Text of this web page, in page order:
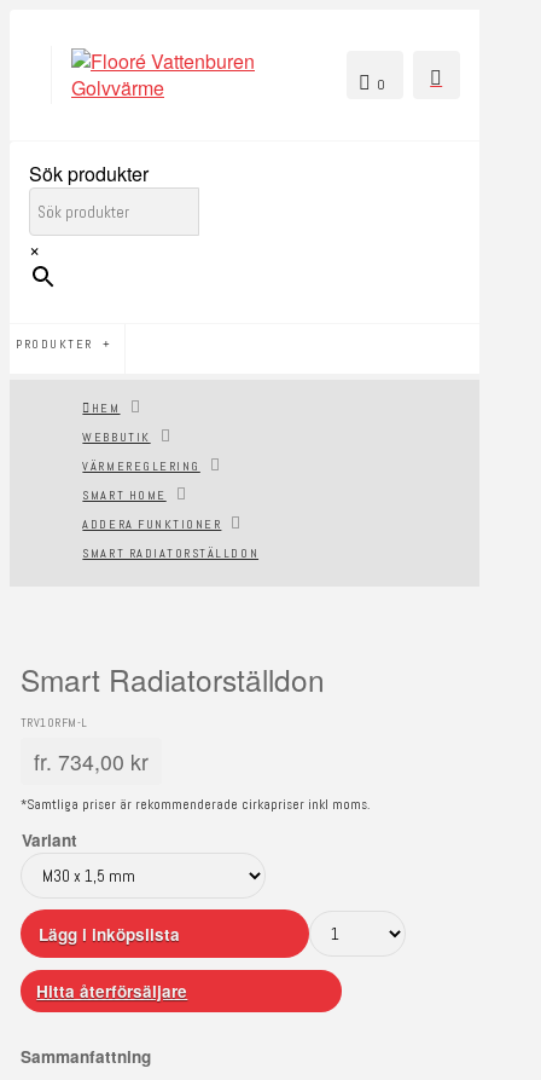
0
Sök produkter
×
PRODUKTER
HEM
WEBBUTIK
VÄRMEREGLERING
SMART HOME
ADDERA FUNKTIONER
SMART RADIATORSTÄLLDON
Smart Radiatorställdon
TRV10RFM-L
fr.734,00 kr
*Samtliga priser är rekommenderade cirkapriser inkl moms.
Variant
Lägg i inköpslista
Hitta återförsäljare
Sammanfattning